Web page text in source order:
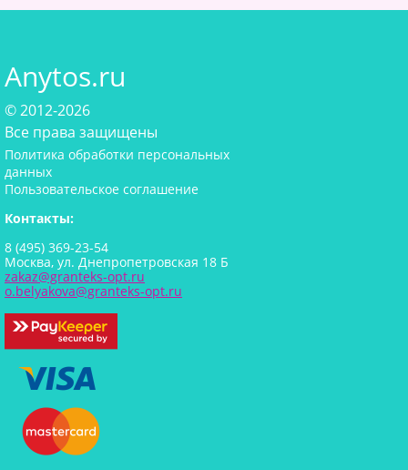
Anytos.ru
© 2012-2026
Все права защищены
Политика обработки персональных
данных
Пользовательское соглашение
Контакты:
8 (495) 369-23-54
Москва, ул. Днепропетровская 18 Б
zakaz@granteks-opt.ru
o.belyakova@granteks-opt.ru